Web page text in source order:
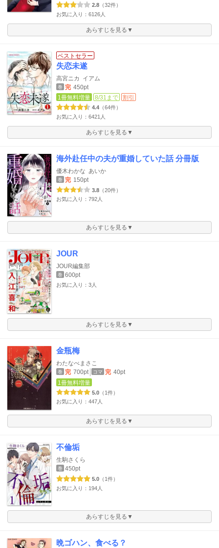
2.8 （32件）
お気に入り：6126人
あらすじを見る▼
ベストセラー
失恋未遂
高宮ニカ イアム
巻 完 450pt
1冊無料増量
8/31まで 割引
4.4 （64件）
お気に入り：6421人
あらすじを見る▼
海外赴任中の夫が重婚していた話 分冊版
優木わかな あいか
巻 完 150pt
3.8 （20件）
お気に入り：792人
あらすじを見る▼
JOUR
JOUR編集部
巻 600pt
お気に入り：3人
あらすじを見る▼
金瓶梅
わたなべまさこ
巻 完 700pt コマ 完 40pt
1冊無料増量
5.0 （1件）
お気に入り：447人
あらすじを見る▼
不倫垢
生駒さくら
巻 450pt
5.0 （1件）
お気に入り：194人
あらすじを見る▼
晩ゴハン、食べる？